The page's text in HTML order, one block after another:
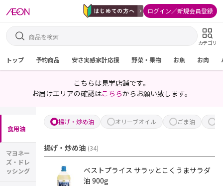
ログイン／新規会員登録
カテゴリ
トップ 予約商品 安さ実感家計応援 野菜・果物 お魚 お肉
こちらは見学店舗です。
お届けエリアの確認はこちらからお願い致します。
食用油
マヨネー
ズ・ドレ
ッシング
揚げ・炒め油 オリーブオイル ごま油
揚げ・炒め油 (34)
ベストプライス サラッとこくうまサラダ
油 900g